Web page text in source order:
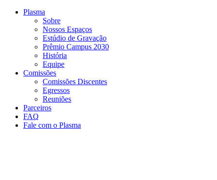
Conteúdo principal
Plasma
Sobre
Nossos Espaços
Estúdio de Gravação
Prêmio Campus 2030
História
Equipe
Comissões
Comissões Discentes
Egressos
Reuniões
Parceiros
FAQ
Fale com o Plasma